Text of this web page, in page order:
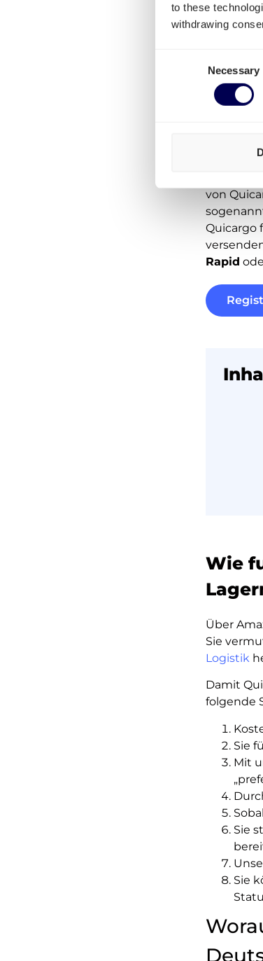
to these
withdrawing
Necessary
Suchen
von
Quicargo
Rapid
Wie
Über
Sie
Logistik
Damit
folgende
Sie
Mit
Sie
Sie